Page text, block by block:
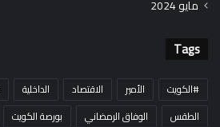
مايو 2024
Tags
#الكويت الأمير الاقتصاد الداخلية
الطقس
الوفاق الرمضاني بورصة الكويت